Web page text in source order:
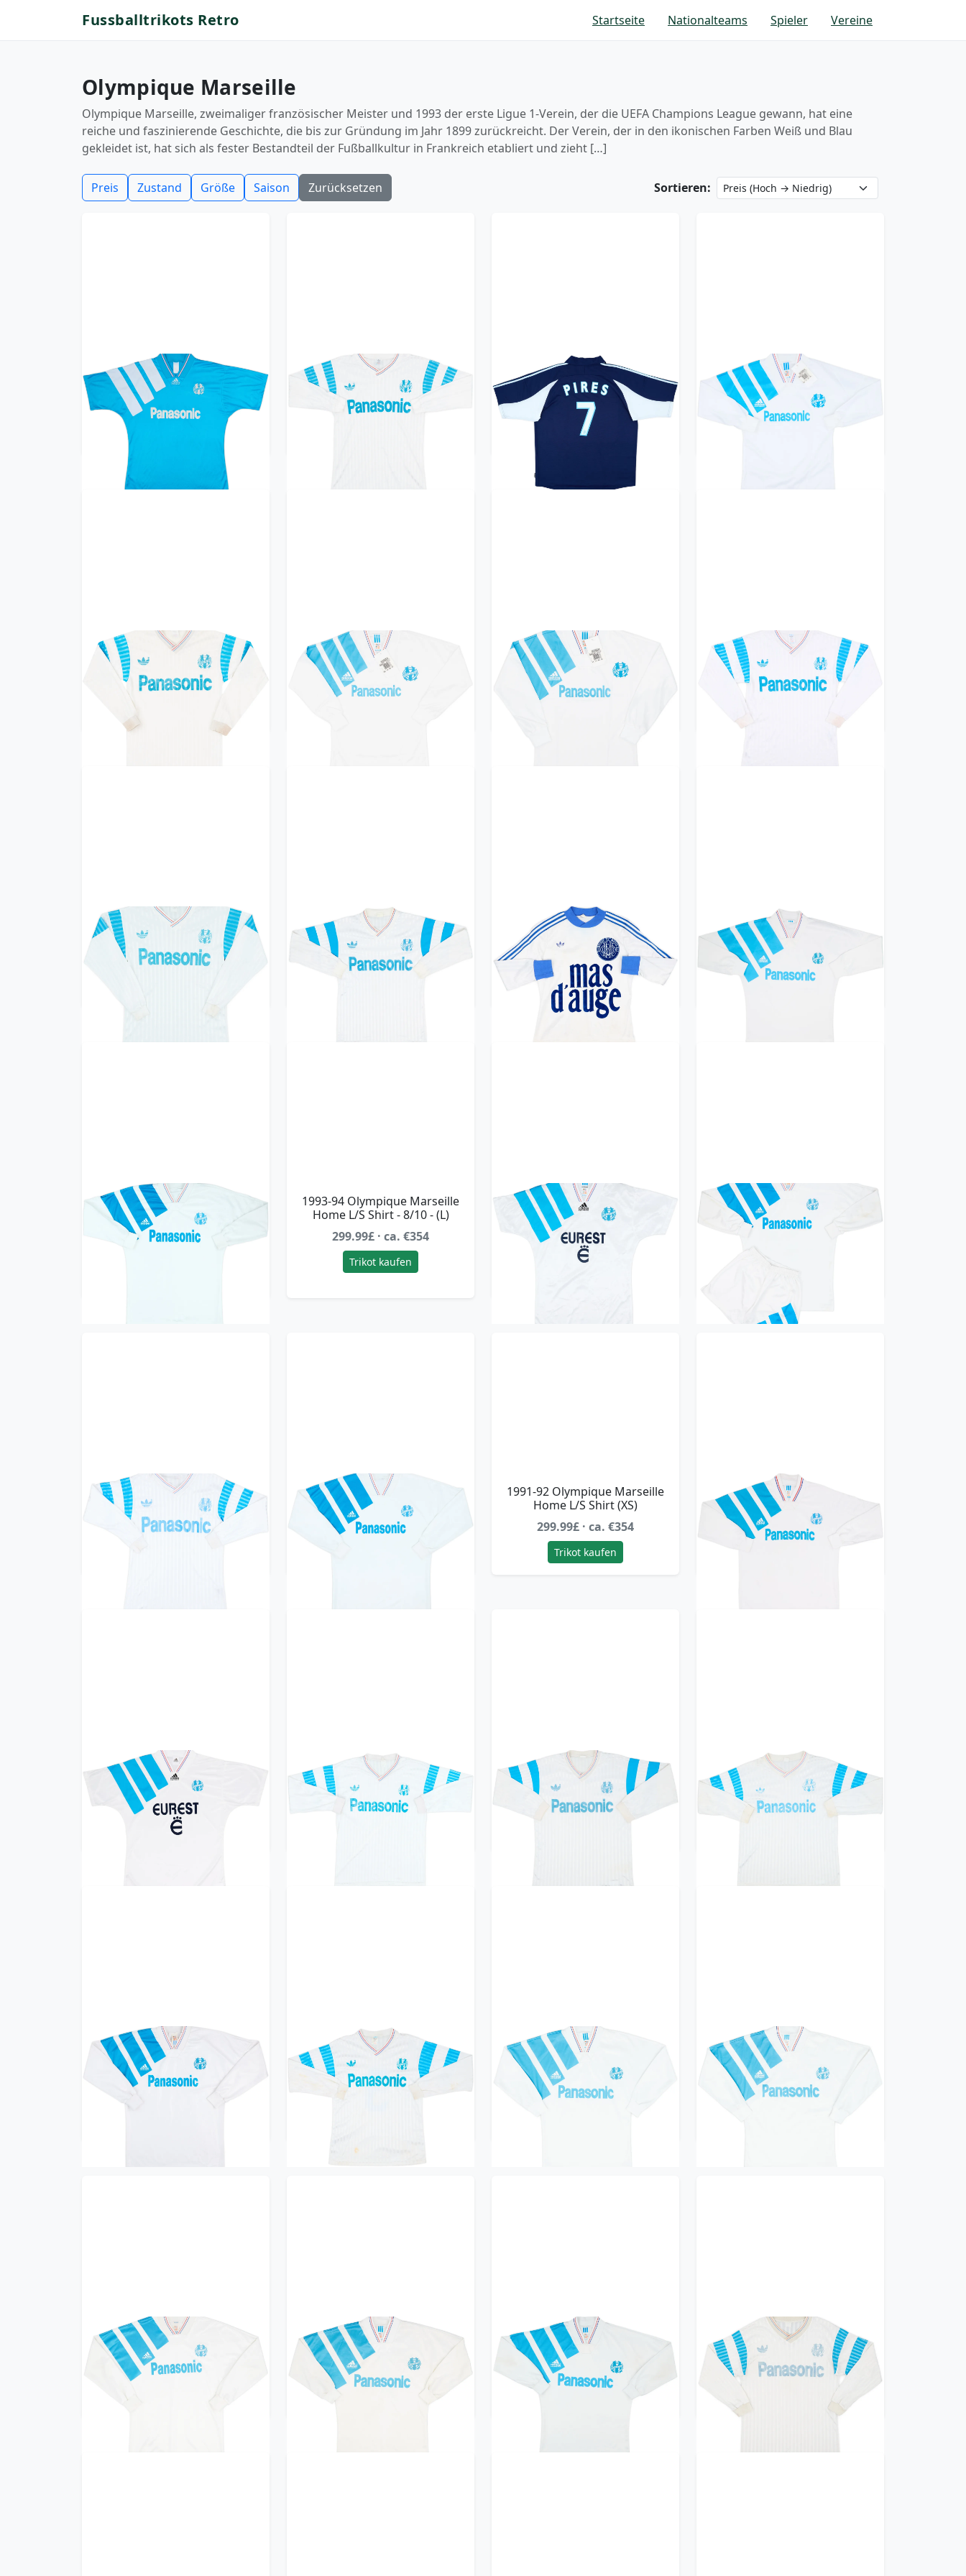
Fussballtrikots Retro Startseite Nationalteams Spieler Vereine
Olympique Marseille
Olympique Marseille, zweimaliger französischer Meister und 1993 der erste Ligue 1-Verein, der die UEFA Champions League gewann, hat eine
reiche und faszinierende Geschichte, die bis zur Gründung im Jahr 1899 zurückreicht. Der Verein, der in den ikonischen Farben Weiß und Blau
gekleidet ist, hat sich als fester Bestandteil der Fußballkultur in Frankreich etabliert und zieht […]
Preis Zustand Größe Saison Zurücksetzen Sortieren:
1992-93 Olympique Marseille
Away Shirt - 8/10 - (L)
419.99£ · ca. €496
1990-91 Olympique Marseille
Home L/S Shirt - 8/10 - (M)
359.99£ · ca. €425
1999-00 Olympique Marseille
Away Shirt Pires #7 (XL)
359.99£ · ca. €425
Trikot kaufen
1991-92 Olympique Marseille
Home L/S Shirt (XS)
359.99£ · ca. €425
1990-91 Olympique Marseille
Home L/S Shirt - 8/10 - (S)
299.99£ · ca. €354
1991-92 Olympique Marseille
Home L/S Shirt (XS)
299.99£ · ca. €354
1991-92 Olympique Marseille
Home L/S Shirt (XS)
299.99£ · ca. €354
1990-91 Olympique Marseille
Home L/S Shirt - 8/10 - (S)
299.99£ · ca. €354
1990-91 Olympique Marseille
Home L/S Shirt - 9/10 - (S)
299.99£ · ca. €354
1990-91 Olympique Marseille
Home L/S Shirt - 8/10 - (S)
299.99£ · ca. €354
1978-80 Olympique Marseille
Home L/S Shirt - 6/10 - (XS)
299.99£ · ca. €354
Trikot kaufen
1991-92 Olympique Marseille
Home L/S Shirt - 8/10 - (L)
299.99£ · ca. €354
Trikot kaufen
1991-92 Olympique Marseille
Home L/S Shirt - 8/10 - (L)
299.99£ · ca. €354
1993-94 Olympique Marseille
Home L/S Shirt - 8/10 - (L)
299.99£ · ca. €354
Trikot kaufen
1992-93 Olympique Marseille
Home Shirt - 10/10 - (S)
299.99£ · ca. €354
Trikot kaufen
1991-92 Olympique Marseille
Home L/S Shirt & Shorts - 6/10
- (S)
299.99£ · ca. €354
1990-91 Olympique Marseille
Home L/S Shirt - 8/10 - (S)
299.99£ · ca. €354
1991-92 Olympique Marseille
Home L/S Shirt - 9/10 - (L)
299.99£ · ca. €354
1991-92 Olympique Marseille
Home L/S Shirt (XS)
299.99£ · ca. €354
Trikot kaufen
1991-92 Olympique Marseille
Home L/S Shirt - 8/10 - (M/L)
299.99£ · ca. €354
1993-94 Olympique Marseille
Home Shirt - 8/10 - (L)
299.99£ · ca. €354
Trikot kaufen
1990-91 Olympique Marseille
Home L/S Shirt - 6/10 - (L)
299.99£ · ca. €354
1990-91 Olympique Marseille
Home L/S Shirt - 6/10 - (L)
299.99£ · ca. €354
1990-91 Olympique Marseille
Home L/S Shirt - 7/10 - (L)
299.99£ · ca. €354
1991-92 Olympique Marseille
Home L/S Shirt - 8/10 - (M/L)
299.99£ · ca. €354
1990-91 Olympique Marseille
Home L/S Shirt #9 - 6/10 -
299.99£ · ca. €354
1991-92 Olympique Marseille
Home L/S Shirt - 9/10 - (S)
239.99£ · ca. €283
1991-92 Olympique Marseille
Home L/S Shirt - 9/10 - (S)
239.99£ · ca. €283
1991-92 Olympique Marseille
Home L/S Shirt - 9/10 - (S)
239.99£ · ca. €283
1991-92 Olympique Marseille
Home L/S Shirt - 8/10 - (S)
239.99£ · ca. €283
1991-92 Olympique Marseille
Home L/S Shirt - 9/10 - (S)
239.99£ · ca. €283
1990-91 Olympique Marseille
Home L/S Shirt - 7/10 - (S)
239.99£ · ca. €283